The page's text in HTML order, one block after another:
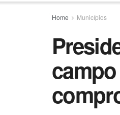
Home Municípios